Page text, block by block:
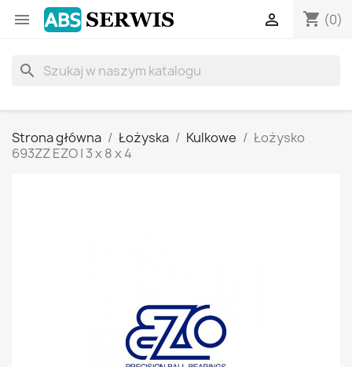
 shopping_cart (0)

search
Strona główna Łożyska Kulkowe
Łożysko
693ZZ EZO | 3 x 8 x 4